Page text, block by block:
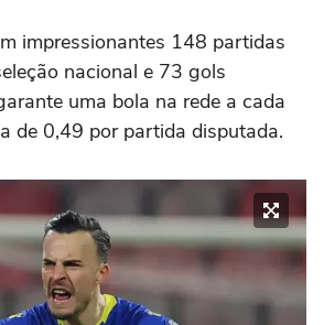
impressionantes 148 partidas
nacional e 73 gols
uma bola na rede a cada
de 0,49 por partida disputada.